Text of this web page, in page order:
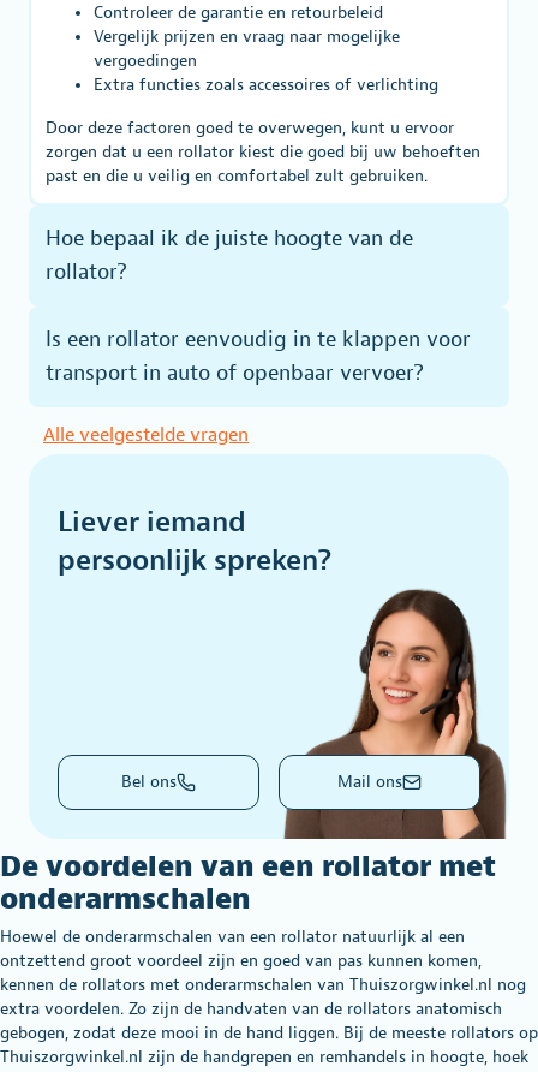
Controleer de garantie en retourbeleid
Vergelijk prijzen en vraag naar mogelijke
vergoedingen
Extra functies zoals accessoires of verlichting
Door deze factoren goed te overwegen, kunt u ervoor
zorgen dat u een rollator kiest die goed bij uw behoeften
past en die u veilig en comfortabel zult gebruiken.
Hoe bepaal ik de juiste hoogte van de
rollator?
Is een rollator eenvoudig in te klappen voor
transport in auto of openbaar vervoer?
Alle veelgestelde vragen
Liever iemand
persoonlijk spreken?
Bel ons Mail ons
De voordelen van een rollator met
onderarmschalen
Hoewel de onderarmschalen van een rollator natuurlijk al een
ontzettend groot voordeel zijn en goed van pas kunnen komen,
kennen de rollators met onderarmschalen van Thuiszorgwinkel.nl nog
extra voordelen. Zo zijn de handvaten van de rollators anatomisch
gebogen, zodat deze mooi in de hand liggen. Bij de meeste rollators op
Thuiszorgwinkel.nl zijn de handgrepen en remhandels in hoogte, hoek